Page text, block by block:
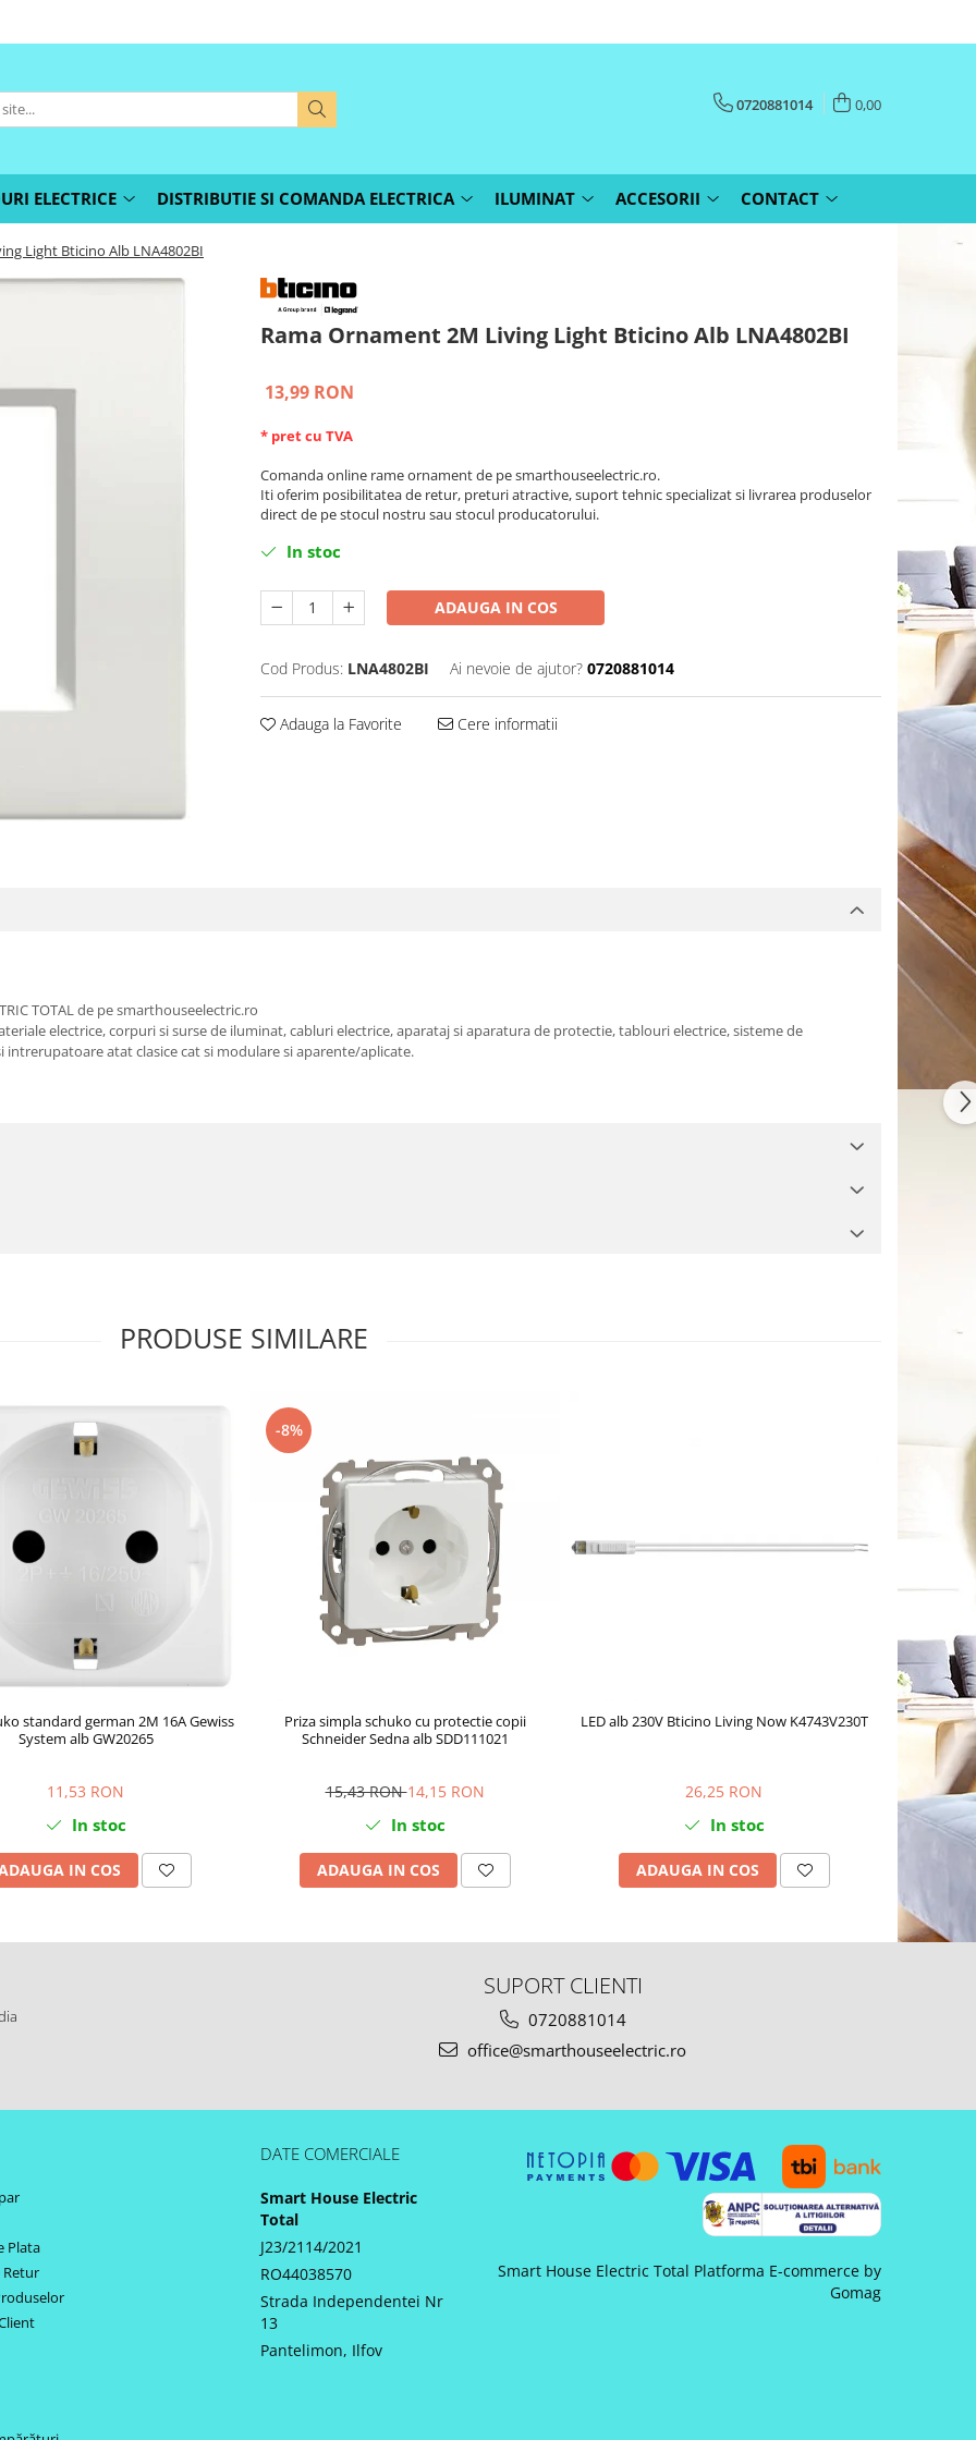
0720881014 0,00
ELECTRICE DISTRIBUTIE SI COMANDA ELECTRICA ILUMINAT ACCESORII CONTACT
Light Bticino Alb LNA4802BI
Rama Ornament 2M Living Light Bticino Alb LNA4802BI
13,99 RON
* pret cu TVA
Comanda online rame ornament de pe smarthouseelectric.ro.
Iti oferim posibilitatea de retur, preturi atractive, suport tehnic specializat si livrarea produselor
direct de pe stocul nostru sau stocul producatorului.
In stoc
ADAUGA IN COS
Cod Produs: LNA4802BI Ai nevoie de ajutor? 0720881014
Adauga la Favorite Cere informatii
TOTAL de pe smarthouseelectric.ro
electrice, corpuri si surse de iluminat, cabluri electrice, aparataj si aparatura de protectie, tablouri electrice, sisteme de
intrerupatoare atat clasice cat si modulare si aparente/aplicate.
PRODUSE SIMILARE
standard german 2M 16A Gewiss
System alb GW20265
11,53 RON
In stoc
IN COS
-8%
Priza simpla schuko cu protectie copii
Schneider Sedna alb SDD111021
15,43 RON14,15 RON
In stoc
ADAUGA IN COS
LED alb 230V Bticino Living Now K4743V230T
26,25 RON
In stoc
ADAUGA IN COS
-10%
Rama
SUPORT CLIENTI
0720881014
office@smarthouseelectric.ro
Plata
Retur
DATE COMERCIALE
Smart House Electric
Total
J23/2114/2021
RO44038570
Strada Independentei Nr
13
Pantelimon, Ilfov
Smart House Electric Total Platforma E-commerce by
Gomag